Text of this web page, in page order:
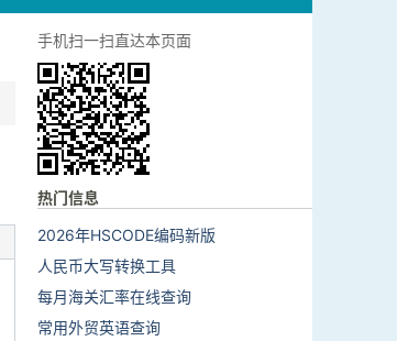
手机扫一扫直达本页面
热门信息
2026年HSCODE编码新版
人民币大写转换工具
每月海关汇率在线查询
常用外贸英语查询